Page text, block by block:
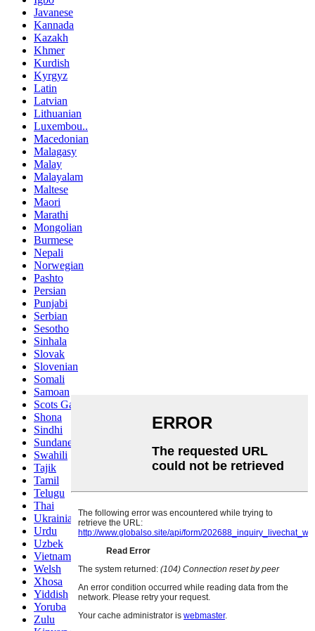
Javanese
Kannada
Kazakh
Khmer
Kurdish
Kyrgyz
Latin
Latvian
Lithuanian
Luxembou..
Macedonian
Malagasy
Malay
Malayalam
Maltese
Maori
Marathi
Mongolian
Burmese
Nepali
Norwegian
Pashto
Persian
Punjabi
Serbian
Sesotho
Sinhala
Slovak
Slovenian
Somali
Samoan
Scots Gaelic
Shona
Sindhi
Sundanese
Swahili
Tajik
Tamil
Telugu
Thai
Ukrainian
Urdu
Uzbek
Vietnamese
Welsh
Xhosa
Yiddish
Yoruba
Zulu